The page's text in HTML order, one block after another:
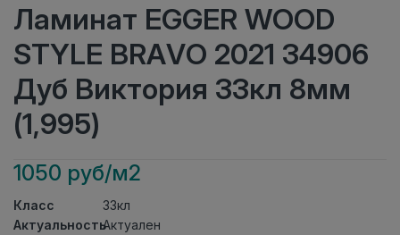
Ламинат EGGER WOOD
STYLE BRAVO 2021 34906
Дуб Виктория 33кл 8мм
(1,995)
1050 руб/м2
Класс
33кл
АктуальностьАктуален